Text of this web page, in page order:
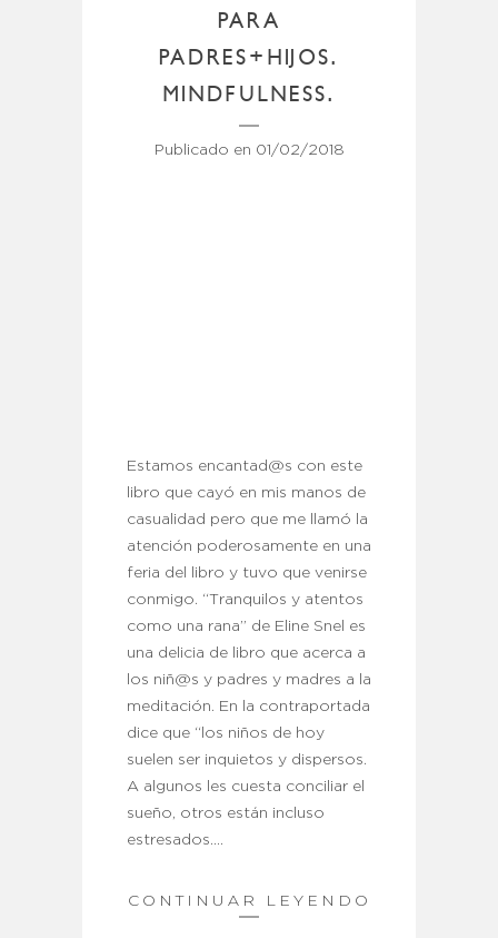
PARA
PADRES+HIJOS.
MINDFULNESS.
Publicado en 01/02/2018
Estamos encantad@s con este
libro que cayó en mis manos de
casualidad pero que me llamó la
atención poderosamente en una
feria del libro y tuvo que venirse
conmigo. “Tranquilos y atentos
como una rana” de Eline Snel es
una delicia de libro que acerca a
los niñ@s y padres y madres a la
meditación. En la contraportada
dice que “los niños de hoy
suelen ser inquietos y dispersos.
A algunos les cuesta conciliar el
sueño, otros están incluso
estresados.…
CONTINUAR LEYENDO